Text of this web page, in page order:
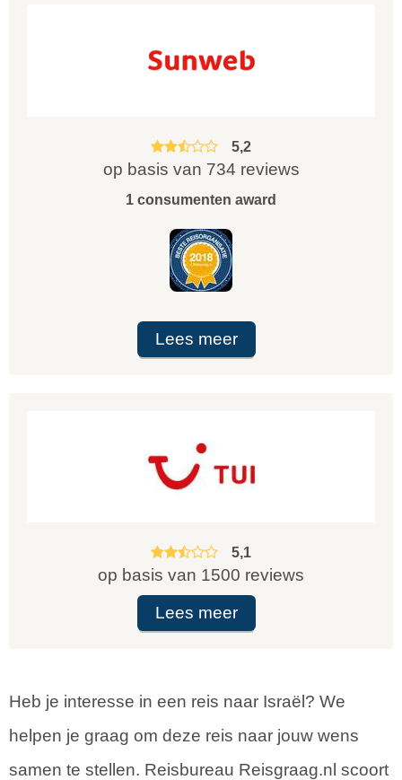
5,2
op basis van 734 reviews
1 consumenten award
Lees meer
5,1
op basis van 1500 reviews
Lees meer
Heb je interesse in een reis naar Israël? We
helpen je graag om deze reis naar jouw wens
samen te stellen. Reisbureau Reisgraag.nl scoort